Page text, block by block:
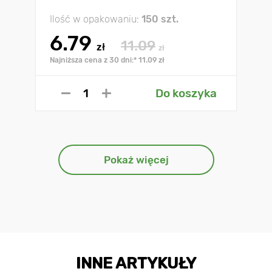
Ilość w opakowaniu: 150 szt.
6.79 zł 11.09 zł
Najniższa cena z 30 dni:* 11.09 zł
Do koszyka
Pokaż więcej
INNE ARTYKUŁY